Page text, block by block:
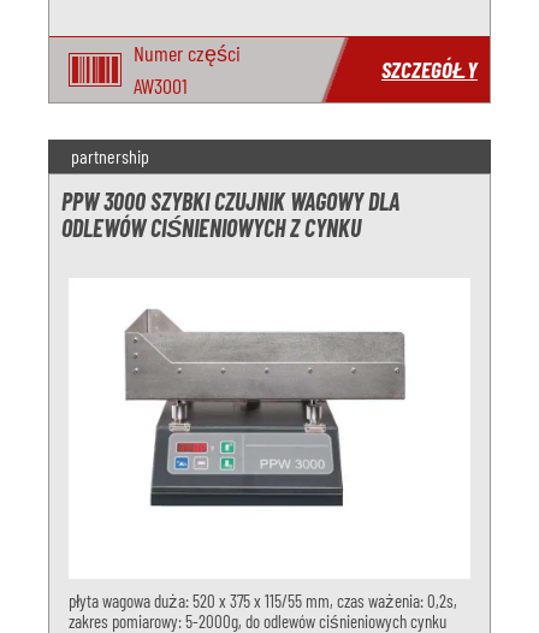
Numer części
AW3001
SZCZEGÓŁY
partnership
PPW 3000 SZYBKI CZUJNIK WAGOWY DLA
ODLEWÓW CIŚNIENIOWYCH Z CYNKU
płyta wagowa duża: 520 x 375 x 115/55 mm, czas ważenia: 0,2s,
zakres pomiarowy: 5-2000g, do odlewów ciśnieniowych cynku